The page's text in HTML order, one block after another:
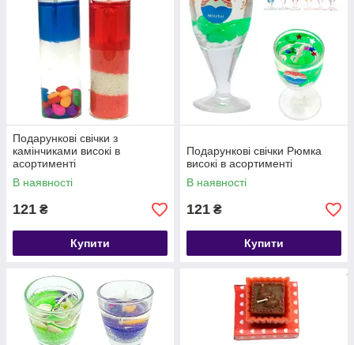
Подарункові свічки з
камінчиками високі в
асортименті
В наявності
121 ₴
Купити
Подарункові свічки Рюмка
високі в асортименті
В наявності
121 ₴
Купити